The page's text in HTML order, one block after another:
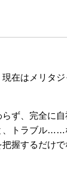
在はメリタ
ず、完全に
、トラブル
握するだけ